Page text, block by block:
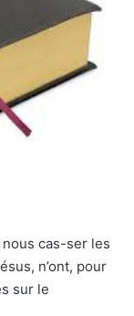
cas-ser les
n’ont, pour
sur le